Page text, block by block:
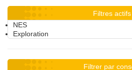
Filtres actifs
NES
Exploration
Filtrer par